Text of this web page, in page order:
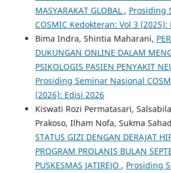
MASYARAKAT GLOBAL , Prosiding
COSMIC Kedokteran: Vol 3 (2025):
Bima Indra, Shintia Maharani,
DUKUNGAN ONLINE DALAM
PSIKOLOGIS PASIEN PENYAKIT
Prosiding Seminar Nasional
(2026): Edisi 2026
Kiswati Rozi Permatasari,
Prakoso, Ilham Nofa, Sukma
STATUS GIZI DENGAN DERAJAT
PROGRAM PROLANIS BULAN
PUSKESMAS JATIREJO , Prosiding